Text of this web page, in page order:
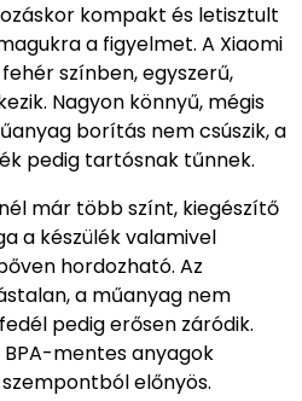
kompakt és letisztult
a figyelmet. A Xiaomi
színben, egyszerű,
Nagyon könnyű, mégis
borítás nem csúszik, a
pedig tartósnak tűnnek.
már több színt, kiegészítő
a készülék valamivel
hordozható. Az
a műanyag nem
pedig erősen záródik.
mentes anyagok
előnyös.